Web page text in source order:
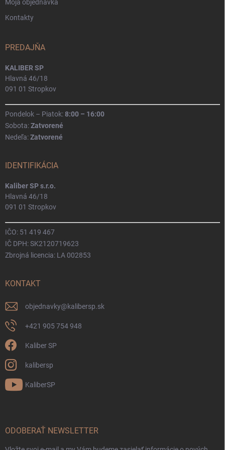
Moja objednávka
Kontakty
PREDAJŇA
KALIBER SP
Hlavná 46/18
091 01 Stropkov
Pondelok – Piatok:8:00 – 16:00
Sobota:Zatvorené
Nedeľa:Zatvorené
IDENTIFIKÁCIA
Kaliber SP s.r.o.
Hlavná 46/18
091 01 Stropkov
IČO: 51 419 467
IČ DPH: SK2120719623
Zbrojná licencia: LA 002853
KONTAKT
objednavky@kalibersp.sk
+421 905 754 948
Kaliber SP
kalibersp
KaliberSP
ODOBERAŤ NEWSLETTER